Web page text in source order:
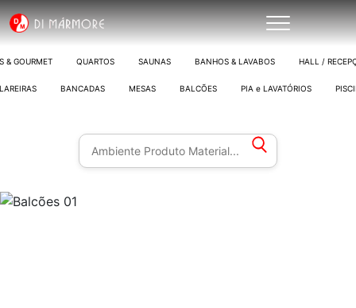
& GOURMET QUARTOS SAUNAS BANHOS & LAVABOS HALL /
BANCADAS MESAS BALCÕES PIA e LAVATÓRIOS